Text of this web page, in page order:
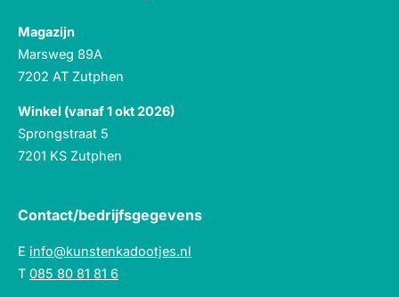
Magazijn
Marsweg 89A
7202 AT Zutphen
Winkel (vanaf 1 okt 2026)
Sprongstraat 5
7201 KS Zutphen
Contact/bedrijfsgegevens
E info@kunstenkadootjes.nl
T 085 80 81 81 6